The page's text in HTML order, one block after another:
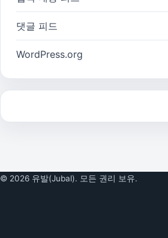
댓글 피드
WordPress.org
© 2026 유발(Jubal). 모든 권리 보유.